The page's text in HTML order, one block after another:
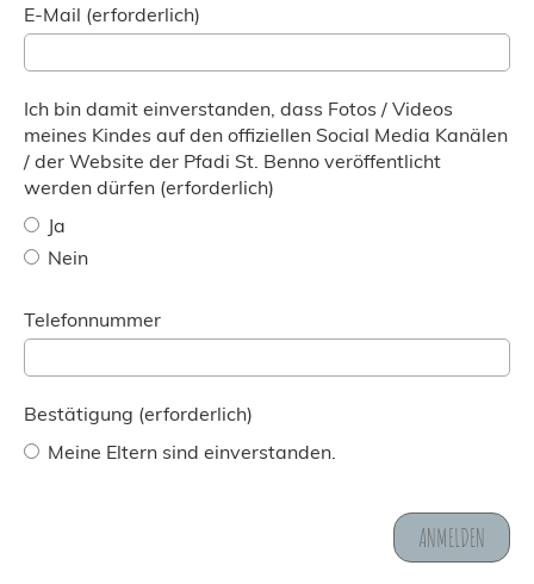
E-Mail (erforderlich)
Ich bin damit einverstanden, dass Fotos / Videos
meines Kindes auf den offiziellen Social Media Kanälen
/ der Website der Pfadi St. Benno veröffentlicht
werden dürfen (erforderlich)
Ja
Nein
Telefonnummer
Bestätigung (erforderlich)
Meine Eltern sind einverstanden.